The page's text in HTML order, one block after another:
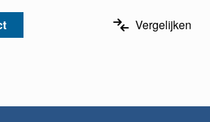
Vergelijken